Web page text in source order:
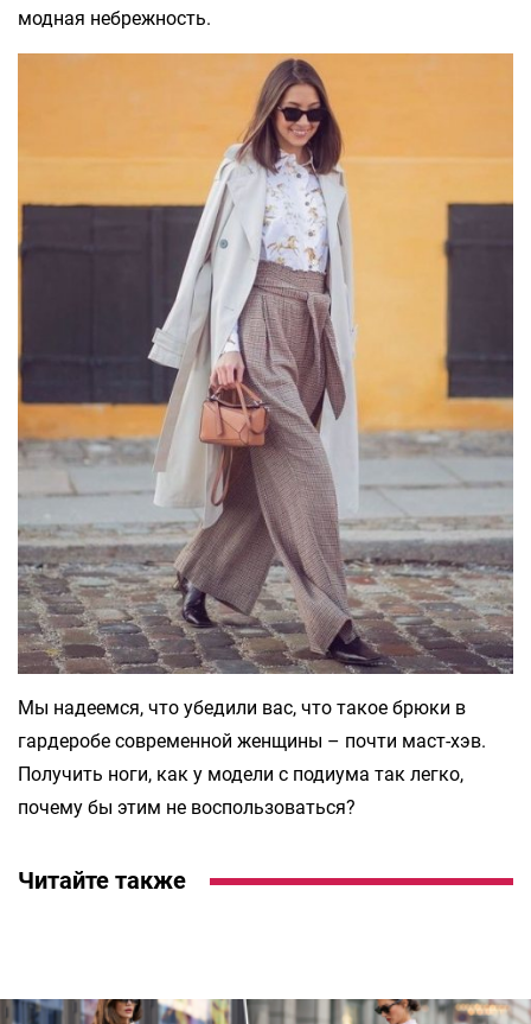
модная небрежность.
Мы надеемся, что убедили вас, что такое брюки в
гардеробе современной женщины – почти маст-хэв.
Получить ноги, как у модели с подиума так легко,
почему бы этим не воспользоваться?
Читайте также